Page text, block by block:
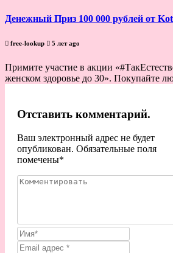
Денежный Приз 100 000 рублей от
free-lookup 5 лет ago
Примите участие в акции
женском здоровье до 30». Покупайте
Отставить комментарий.
Ваш электронный адрес не будет
опубликован. Обязательные поля
помечены*